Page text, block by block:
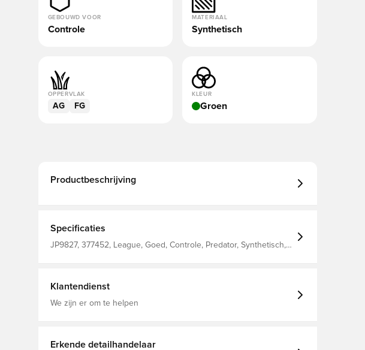
GEBOUWD VOOR
Controle
MATERIAAL
Synthetisch
OPPERVLAK
AG FG
KLEUR
Groen
Productbeschrijving
Specificaties
JP9827, 377452, League, Goed, Controle, Predator, Synthetisch,
Klantendienst
We zijn er om te helpen
Erkende detailhandelaar